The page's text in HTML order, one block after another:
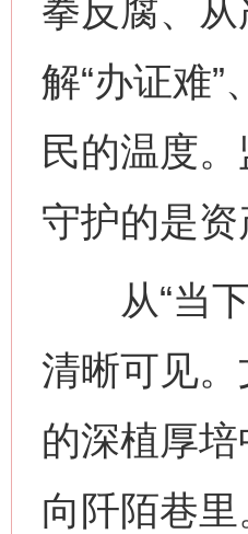
拳反腐、
解“办证难”
民的温度
守护的是
从“当下
清晰可见
的深植厚
向阡陌巷里